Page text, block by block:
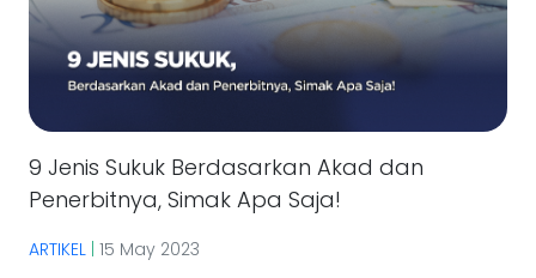
9 Jenis Sukuk Berdasarkan Akad dan
Penerbitnya, Simak Apa Saja!
ARTIKEL | 15 May 2023